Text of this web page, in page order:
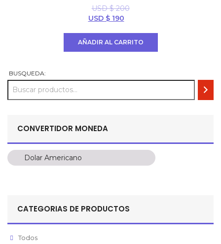
USD $200
El
era:
USD $190El
es:
AÑADIR AL CARRITO
BUSQUEDA:
CONVERTIDOR MONEDA
Dolar Americano
Dolar Americano
Pesos Mexicanos
CATEGORIAS DE PRODUCTOS
Todos